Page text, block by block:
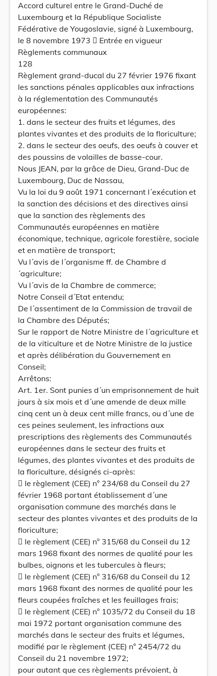
Accord culturel entre le Grand-Duché de
Luxembourg et la République Socialiste
Fédérative de Yougoslavie, signé à Luxembourg,
le 8 novembre 1973  Entrée en vigueur
Règlements communaux
128
Règlement grand-ducal du 27 février 1976 fixant
les sanctions pénales applicables aux infractions
à la réglementation des Communautés
européennes:
1. dans le secteur des fruits et légumes, des
plantes vivantes et des produits de la floriculture;
2. dans le secteur des oeufs, des oeufs à couver et
des poussins de volailles de basse-cour.
Nous JEAN, par la grâce de Dieu, Grand-Duc de
Luxembourg, Duc de Nassau,
Vu la loi du 9 août 1971 concernant l´exécution et
la sanction des décisions et des directives ainsi
que la sanction des règlements des
Communautés européennes en matière
économique, technique, agricole forestière, sociale
et en matière de transport;
Vu l´avis de l´organisme ff. de Chambre d
´agriculture;
Vu l´avis de la Chambre de commerce;
Notre Conseil d´Etat entendu;
De l´assentiment de la Commission de travail de
la Chambre des Députés;
Sur le rapport de Notre Ministre de l´agriculture et
de la viticulture et de Notre Ministre de la justice
et après délibération du Gouvernement en
Conseil;
Arrêtons:
Art. 1er. Sont punies d´un emprisonnement de huit
jours à six mois et d´une amende de deux mille
cinq cent un à deux cent mille francs, ou d´une de
ces peines seulement, les infractions aux
prescriptions des règlements des Communautés
européennes dans le secteur des fruits et
légumes, des plantes vivantes et des produits de
la floriculture, désignés ci-après:
 le règlement (CEE) n° 234/68 du Conseil du 27
février 1968 portant établissement d´une
organisation commune des marchés dans le
secteur des plantes vivantes et des produits de la
floriculture;
 le règlement (CEE) n° 315/68 du Conseil du 12
mars 1968 fixant des normes de qualité pour les
bulbes, oignons et les tubercules à fleurs;
 le règlement (CEE) n° 316/68 du Conseil du 12
mars 1968 fixant des normes de qualité pour les
fleurs coupées fraîches et les feuillages frais;
 le règlement (CEE) n° 1035/72 du Conseil du 18
mai 1972 portant organisation commune des
marchés dans le secteur des fruits et légumes,
modifié par le règlement (CEE) n° 2454/72 du
Conseil du 21 novembre 1972;
pour autant que ces règlements prévoient, à